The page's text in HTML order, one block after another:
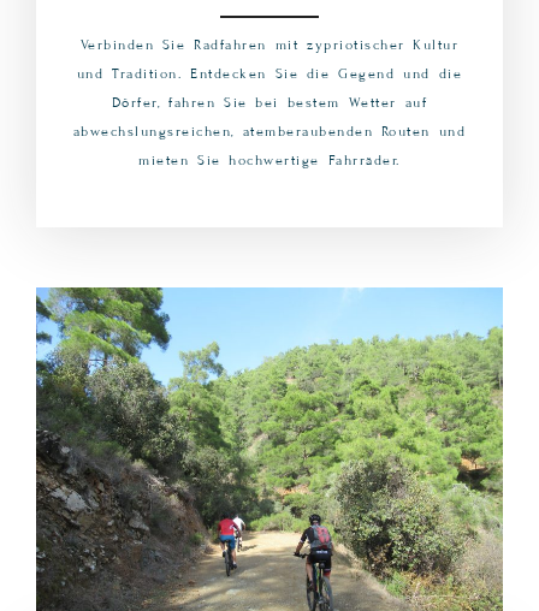
Verbinden Sie Radfahren mit zypriotischer Kultur
und Tradition. Entdecken Sie die Gegend und die
Dörfer, fahren Sie bei bestem Wetter auf
abwechslungsreichen, atemberaubenden Routen und
mieten Sie hochwertige Fahrräder.